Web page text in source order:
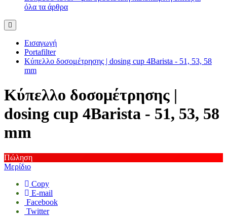
όλα τα άρθρα
Εισαγωγή
Portafilter
Κύπελλο δοσομέτρησης | dosing cup 4Barista - 51, 53, 58
mm
Κύπελλο δοσομέτρησης |
dosing cup 4Barista - 51, 53, 58
mm
Πώληση
Μερίδιο
Copy
E-mail
Facebook
Twitter